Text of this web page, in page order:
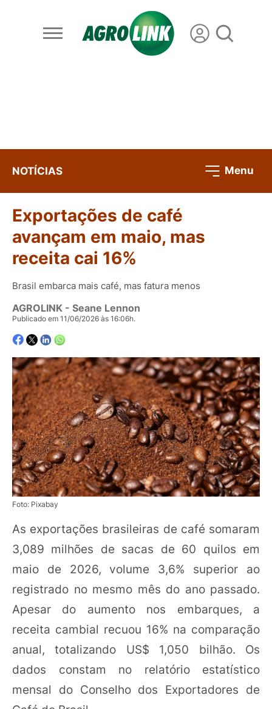
NOTÍCIAS Menu
Exportações de café
avançam em maio, mas
receita cai 16%
Brasil embarca mais café, mas fatura menos
AGROLINK - Seane Lennon
Publicado em 11/06/2026 às 16:06h.
Foto: Pixabay
As exportações brasileiras de café somaram
3,089 milhões de sacas de 60 quilos em
maio de 2026, volume 3,6% superior ao
registrado no mesmo mês do ano passado.
Apesar do aumento nos embarques, a
receita cambial recuou 16% na comparação
anual, totalizando US$ 1,050 bilhão. Os
dados constam no relatório estatístico
mensal do Conselho dos Exportadores de